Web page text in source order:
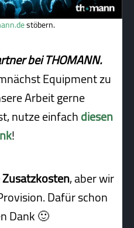
stöbern.
bei THOMANN.
Equipment zu
Arbeit gerne
nutze einfachdiesen
!
, aber wir
Dafür schon
Dank 🙂